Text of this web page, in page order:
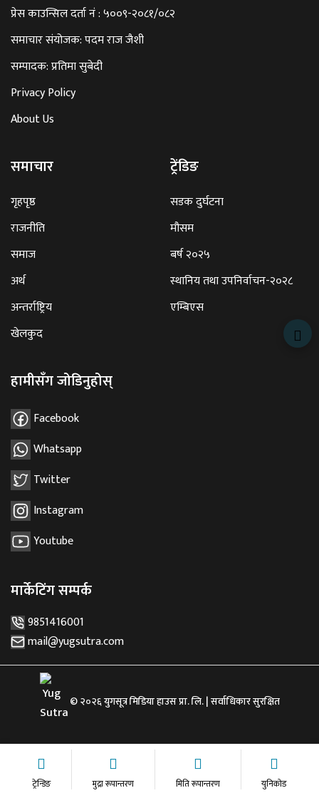
प्रेस काउन्सिल दर्ता नं : ५००९-२०८१/०८२
समाचार संयोजक: पदम राज जैशी
सम्पादक: प्रतिमा सुबेदी
Privacy Policy
About Us
समाचार
गृहपृष्ठ
राजनीति
समाज
अर्थ
अन्तर्राष्ट्रिय
खेलकुद
ट्रेंडिङ
सडक दुर्घटना
मौसम
बर्ष २०२५
स्थानिय तथा उपनिर्वाचन-२०२८
एम्बिएस
हामीसँग जोडिनुहोस्
Facebook
Whatsapp
Twitter
Instagram
Youtube
मार्केटिंग सम्पर्क
9851416001
mail@yugsutra.com
© २०२६ युगसूत्र मिडिया हाउस प्रा. लि. | सर्वाधिकार सुरक्षित
ट्रेन्डिङ मुद्रा रूपान्तरण मिति रूपान्तरण युनिकोड